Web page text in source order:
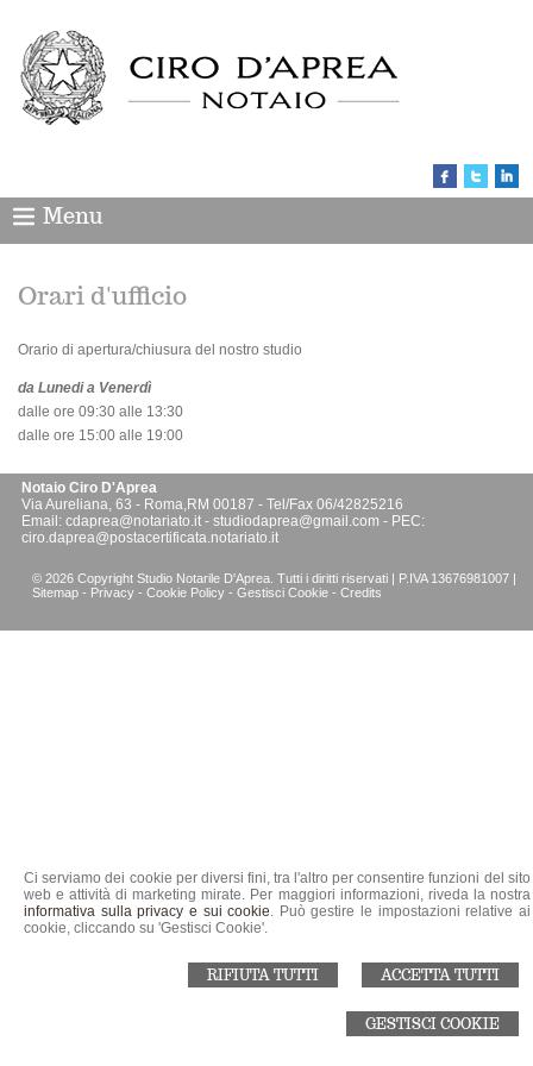
Ci serviamo dei cookie per diversi fini, tra l'altro per consentire funzioni del sito
web e attività di marketing mirate. Per maggiori informazioni, riveda la nostra
informativa sulla privacy e sui cookie. Può gestire le impostazioni relative ai
cookie, cliccando su 'Gestisci Cookie'.
ACCETTA TUTTI
RIFIUTA TUTTI
GESTISCI COOKIE
Menu
Orari d'ufficio
Orario di apertura/chiusura del nostro studio
da Lunedi a Venerdì
dalle ore 09:30 alle 13:30
dalle ore 15:00 alle 19:00
Notaio Ciro D'Aprea
Via Aureliana, 63 - Roma,RM 00187 - Tel/Fax 06/42825216
Email: cdaprea@notariato.it- studiodaprea@gmail.com - PEC:
ciro.daprea@postacertificata.notariato.it
© 2026 Copyright Studio Notarile D'Aprea. Tutti i diritti riservati | P.IVA 13676981007 |
Sitemap- Privacy- Cookie Policy- Gestisci Cookie- Credits